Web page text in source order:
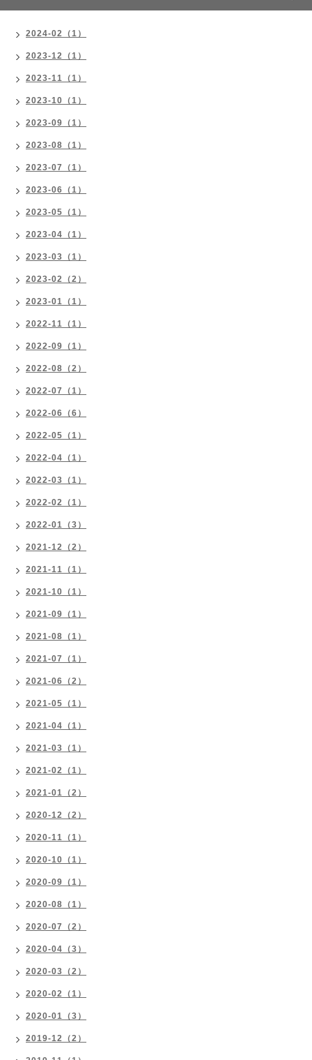
2024-02（1）
2023-12（1）
2023-11（1）
2023-10（1）
2023-09（1）
2023-08（1）
2023-07（1）
2023-06（1）
2023-05（1）
2023-04（1）
2023-03（1）
2023-02（2）
2023-01（1）
2022-11（1）
2022-09（1）
2022-08（2）
2022-07（1）
2022-06（6）
2022-05（1）
2022-04（1）
2022-03（1）
2022-02（1）
2022-01（3）
2021-12（2）
2021-11（1）
2021-10（1）
2021-09（1）
2021-08（1）
2021-07（1）
2021-06（2）
2021-05（1）
2021-04（1）
2021-03（1）
2021-02（1）
2021-01（2）
2020-12（2）
2020-11（1）
2020-10（1）
2020-09（1）
2020-08（1）
2020-07（2）
2020-04（3）
2020-03（2）
2020-02（1）
2020-01（3）
2019-12（2）